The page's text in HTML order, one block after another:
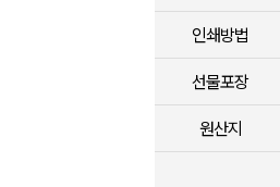
인쇄방법
선물포장
원산지